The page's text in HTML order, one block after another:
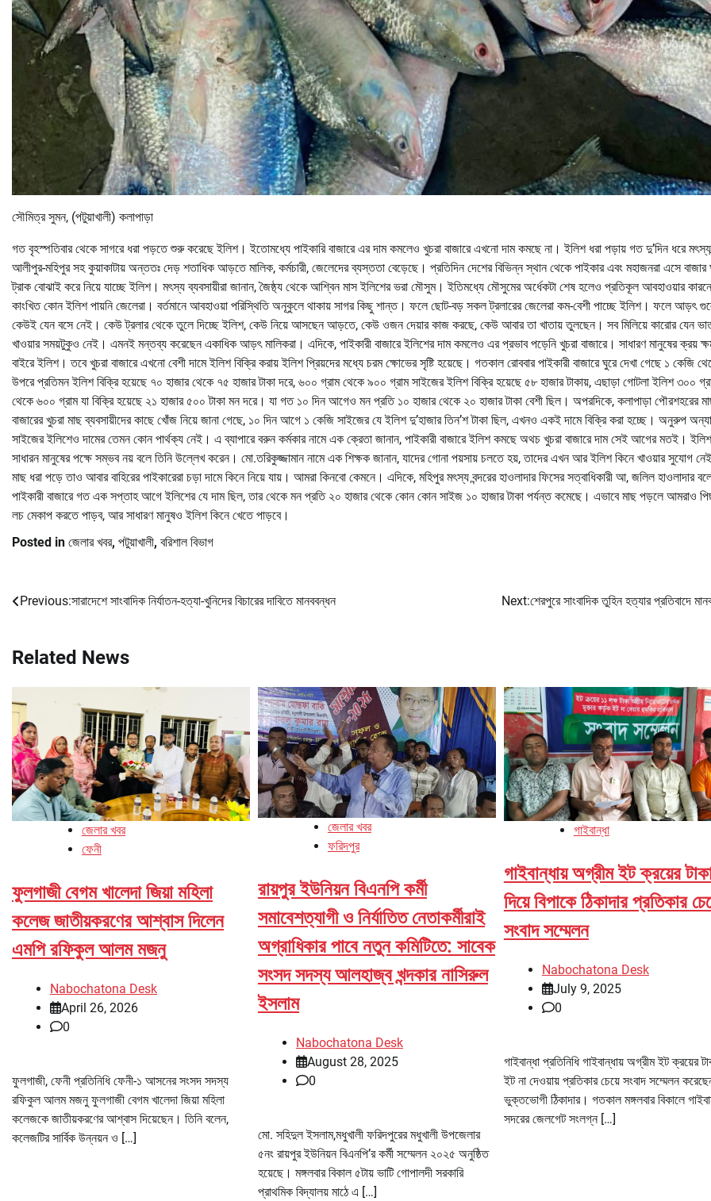
সৌমিত্র সুমন, (পটুয়াখালী) কলাপাড়া
গত বৃহস্পতিবার থেকে সাগরে ধরা পড়তে শুরু করেছে ইলিশ। ইতোমধ্যে পাইকারি বাজারে এর দাম কমলেও খুচরা বাজারে এখনো দাম কমছে না। ইলিশ ধরা পড়ায় গত দু’দিন ধরে
আলীপুর-মহিপুর সহ কুয়াকাটায় অন্ততঃ দেড় শতাধিক আড়তে মালিক, কর্মচারী, জেলেদের ব্যস্ততা বেড়েছে। প্রতিদিন দেশের বিভিন্ন স্থান থেকে পাইকার এবং মহাজনরা এসে বাজার
ট্রাক বোঝাই করে নিয়ে যাচ্ছে ইলিশ। মৎস্য ব্যবসায়ীরা জানান, জৈষ্ঠ্য থেকে আশ্বিন মাস ইলিশের ভরা মৌসুম। ইতিমধ্যে মৌসুমের অর্ধেকটা শেষ হলেও প্রতিকূল আবহাওয়ার
কাংখিত কোন ইলিশ পায়নি জেলেরা। বর্তমানে আবহাওয়া পরিস্থিতি অনূকুলে থাকায় সাগর কিছু শান্ত। ফলে ছোট-বড় সকল ট্রলারের জেলেরা কম-বেশী পাচ্ছে ইলিশ। ফলে আড়ৎ
কেউই যেন বসে নেই। কেউ ট্রলার থেকে তুলে দিচ্ছে ইলিশ, কেউ নিয়ে আসছেন আড়তে, কেউ ওজন দেয়ার কাজ করছে, কেউ আবার তা খাতায় তুলছেন। সব মিলিয়ে কারোর যেন
খাওয়ার সময়টুকুও নেই। এমনই মন্তব্য করেছেন একাধিক আড়ৎ মালিকরা। এদিকে, পাইকারী বাজারে ইলিশের দাম কমলেও এর প্রভাব পড়েনি খুচরা বাজারে। সাধারণ মানুষের ক্রয়
বাইরে ইলিশ। তবে খুচরা বাজারে এখনো বেশী দামে ইলিশ বিক্রি করায় ইলিশ প্রিয়দের মধ্যে চরম ক্ষোভের সৃষ্টি হয়েছে। গতকাল রোববার পাইকারী বাজারে ঘুরে দেখা গেছে ১ কেজি
উপরে প্রতিমন ইলিশ বিক্রি হয়েছে ৭০ হাজার থেকে ৭৫ হাজার টাকা দরে, ৬০০ গ্রাম থেকে ৯০০ গ্রাম সাইজের ইলিশ বিক্রি হয়েছে ৫৮ হাজার টাকায়, এছাড়া গোটলা ইলিশ ৩০০
থেকে ৬০০ গ্রাম যা বিক্রি হয়েছে ২১ হাজার ৫০০ টাকা মন দরে। যা গত ১০ দিন আগেও মন প্রতি ১০ হাজার থেকে ২০ হাজার টাকা বেশী ছিল। অপরদিকে, কলাপাড়া পৌরশহরের
বাজারের খুচরা মাছ ব্যবসায়ীদের কাছে খোঁজ নিয়ে জানা গেছে, ১০ দিন আগে ১ কেজি সাইজের যে ইলিশ দু’হাজার তিন’শ টাকা ছিল, এখনও একই দামে বিক্রি করা হচ্ছে। অনুরুপ
সাইজের ইলিশেও দামের তেমন কোন পার্থক্য নেই। এ ব্যাপারে বরুন কর্মকার নামে এক ক্রেতা জানান, পাইকারী বাজারে ইলিশ কমছে অথচ খুচরা বাজারে দাম সেই আগের মতই।
সাধারন মানুষের পক্ষে সম্ভব নয় বলে তিনি উল্লেখ করেন। মো.তরিকুজ্জামান নামে এক শিক্ষক জানান, যাদের গোনা পয়সায় চলতে হয়, তাদের এখন আর ইলিশ কিনে খাওয়ার সুযোগ
মাছ ধরা পড়ে তাও আবার বাহিরের পাইকারেরা চড়া দামে কিনে নিয়ে যায়। আমরা কিনবো কেমনে। এদিকে, মহিপুর মৎস্য বন্দরের হাওলাদার ফিসের সত্বাধিকারী আ, জলিল হাওলাদার
পাইকারী বাজারে গত এক সপ্তাহ আগে ইলিশের যে দাম ছিল, তার থেকে মন প্রতি ২০ হাজার থেকে কোন কোন সাইজ ১০ হাজার টাকা পর্যন্ত কমেছে। এভাবে মাছ পড়লে আমরাও
লচ মেকাপ করতে পাড়ব, আর সাধারণ মানুষও ইলিশ কিনে খেতে পাড়বে।
Posted in জেলার খবর, পটুয়াখালী, বরিশাল বিভাগ
Post
Previous:সারাদেশে সাংবাদিক নির্যাতন-হত্যা-খুনিদের বিচারের দাবিতে মানববন্ধন Next:শেরপুরে সাংবাদিক তুহিন হত্যার প্রতিবাদে
Related News
জেলার খবর
ফেনী
ফুলগাজী বেগম খালেদা জিয়া মহিলা
কলেজ জাতীয়করণের আশ্বাস দিলেন
এমপি রফিকুল আলম মজনু
Nabochatona Desk
April 26, 2026
0
ফুলগাজী, ফেনী প্রতিনিধি ফেনী-১ আসনের সংসদ সদস্য
রফিকুল আলম মজনু ফুলগাজী বেগম খালেদা জিয়া মহিলা
কলেজকে জাতীয়করণের আশ্বাস দিয়েছেন। তিনি বলেন,
কলেজটির সার্বিক উন্নয়ন ও […]
জেলার খবর
ফরিদপুর
রায়পুর ইউনিয়ন বিএনপি কর্মী
সমাবেশত্যাগী ও নির্যাতিত নেতাকর্মীরাই
অগ্রাধিকার পাবে নতুন কমিটিতে: সাবেক
সংসদ সদস্য আলহাজ্ব খন্দকার নাসিরুল
ইসলাম
Nabochatona Desk
August 28, 2025
0
মো. সহিদুল ইসলাম,মধুখালী ফরিদপুরের মধুখালী উপজেলার
৫নং রায়পুর ইউনিয়ন বিএনপি’র কর্মী সম্মেলন ২০২৫ অনুষ্ঠিত
হয়েছে। মঙ্গলবার বিকাল ৫টায় ভাটি গোপালদী সরকারি
প্রাথমিক বিদ্যালয় মাঠে এ […]
গাইবান্ধা
গাইবান্ধায় অগ্রীম ইট ক্রয়ের
দিয়ে বিপাকে ঠিকাদার প্রতিকার
সংবাদ সম্মেলন
Nabochatona Desk
July 9, 2025
0
গাইবান্ধা প্রতিনিধি গাইবান্ধায় অগ্রীম ইট ক্রয়ের
ইট না দেওয়ায় প্রতিকার চেয়ে সংবাদ সম্মেলন
ভুক্তভোগী ঠিকাদার। গতকাল মঙ্গলবার বিকালে
সদরের জেলগেট সংলগ্ন […]